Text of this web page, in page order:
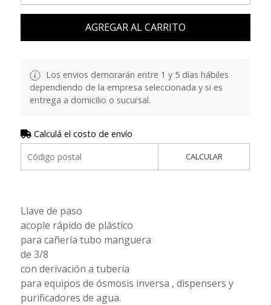
AGREGAR AL CARRITO
Los envios demorarán entre 1 y 5 días hábiles
dependiendo de la empresa seleccionada y si es
entrega a domicilio o sucursal.
Calculá el costo de envío
CALCULAR
Llave de paso
acople rápido de plástico
para cañería tubo manguera
de 3/8
con derivación a tubería
para equipos de ósmosis inversa , dispensers y
purificadores de agua.